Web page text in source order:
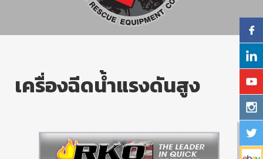
เครื่องฉีดน้ำแรงดันสูง